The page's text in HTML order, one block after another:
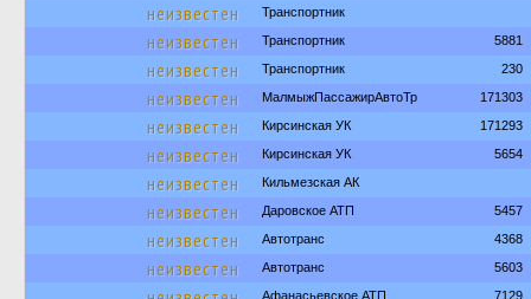
неизвестен Транспортник
неизвестен Транспортник 5881
неизвестен Транспортник 230
неизвестен МалмыжПассажирАвтоТр 171303
неизвестен Кирсинская УК 171293
неизвестен Кирсинская УК 5654
неизвестен Кильмезская АК
неизвестен Даровское АТП 5457
неизвестен Автотранс 4368
неизвестен Автотранс 5603
Афанасьевское АТП 7129